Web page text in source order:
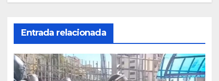
Entrada relacionada